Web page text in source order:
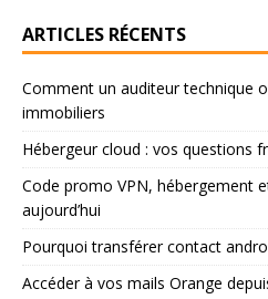
ARTICLES RÉCENTS
Comment un auditeur technique
immobiliers
Hébergeur cloud : vos questions
Code promo VPN, hébergement
aujourd’hui
Pourquoi transférer contact
Accéder à vos mails Orange